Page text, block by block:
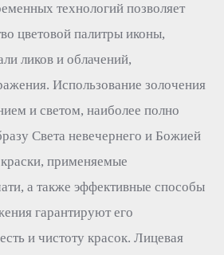
технологий позволяет
цветовой палитры иконы,
ликов и облачений,
Использование золочения
и светом, наиболее полно
Света невечернего и Божией
применяемые
а также эффективные способы
гарантируют его
и чистоту красок. Лицевая